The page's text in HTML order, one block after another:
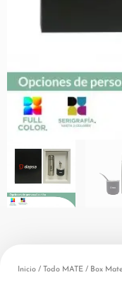
Inicio / Todo MATE / Box